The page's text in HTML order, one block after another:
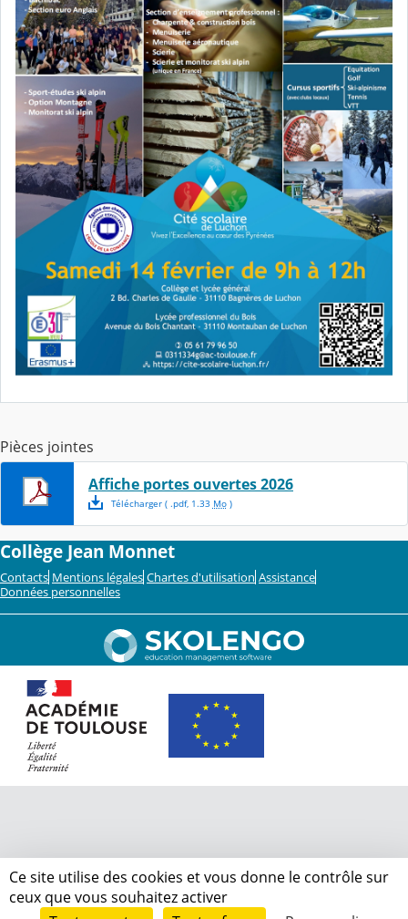
Pièces jointes
Affiche portes ouvertes 2026
Télécharger( .pdf, 1.33 Mo)
Collège Jean Monnet
Contacts Mentions légales Chartes d'utilisation Assistance
Données personnelles
Ce site utilise des cookies et vous donne le contrôle sur
ceux que vous souhaitez activer